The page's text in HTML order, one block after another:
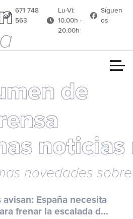
671 748
563
Lu-Vi:
10.00h -
20.00h
Síguen
os
de
novedades
España necesita
frenar la escalada de